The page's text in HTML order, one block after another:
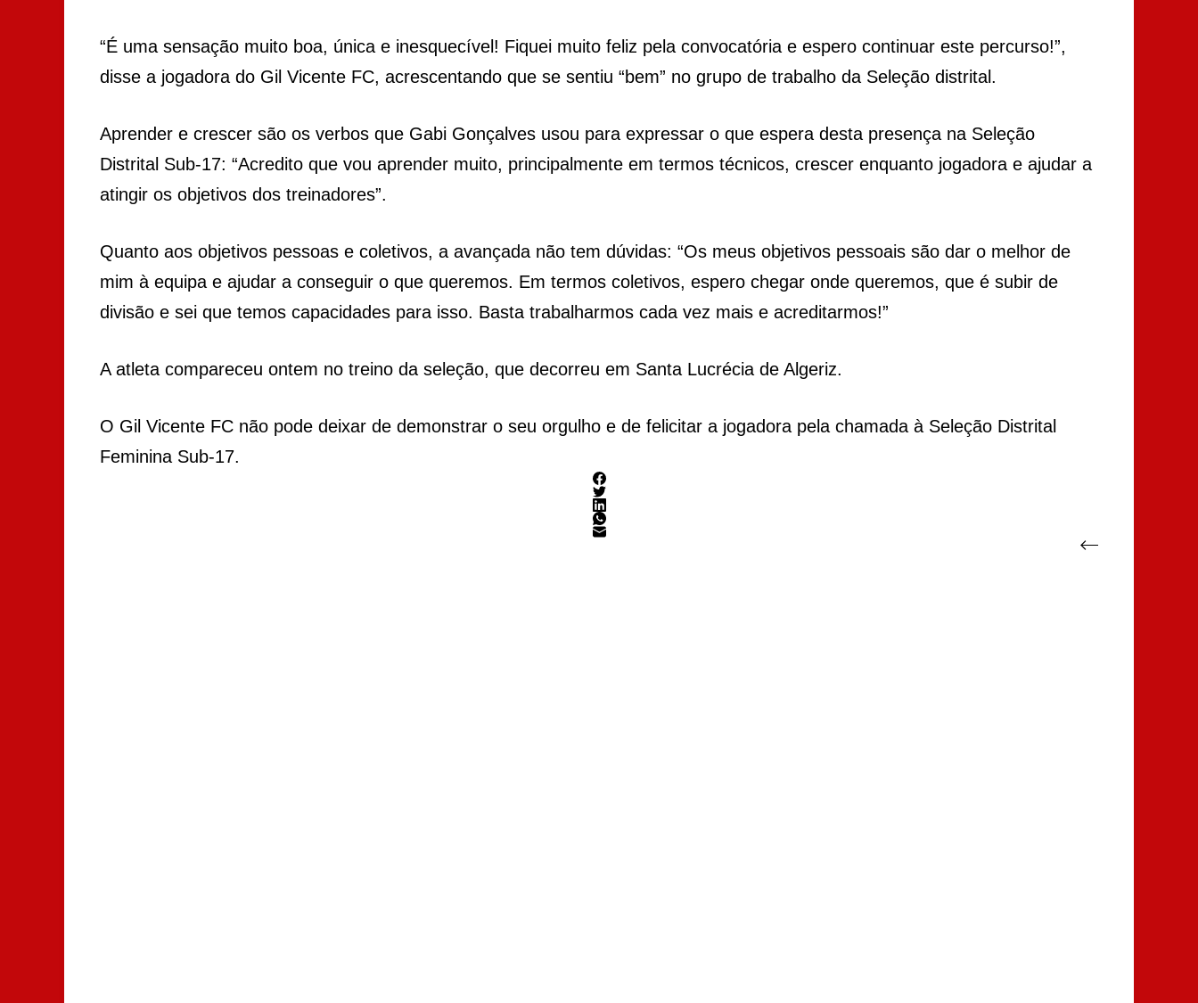
“É uma sensação muito boa, única e inesquecível! Fiquei muito feliz pela convocatória e espero continuar este percurso!”,
disse a jogadora do Gil Vicente FC, acrescentando que se sentiu “bem” no grupo de trabalho da Seleção distrital.
Aprender e crescer são os verbos que Gabi Gonçalves usou para expressar o que espera desta presença na Seleção
Distrital Sub-17: “Acredito que vou aprender muito, principalmente em termos técnicos, crescer enquanto jogadora e ajudar a
atingir os objetivos dos treinadores”.
Quanto aos objetivos pessoas e coletivos, a avançada não tem dúvidas: “Os meus objetivos pessoais são dar o melhor de
mim à equipa e ajudar a conseguir o que queremos. Em termos coletivos, espero chegar onde queremos, que é subir de
divisão e sei que temos capacidades para isso. Basta trabalharmos cada vez mais e acreditarmos!”
A atleta compareceu ontem no treino da seleção, que decorreu em Santa Lucrécia de Algeriz.
O Gil Vicente FC não pode deixar de demonstrar o seu orgulho e de felicitar a jogadora pela chamada à Seleção Distrital
Feminina Sub-17.